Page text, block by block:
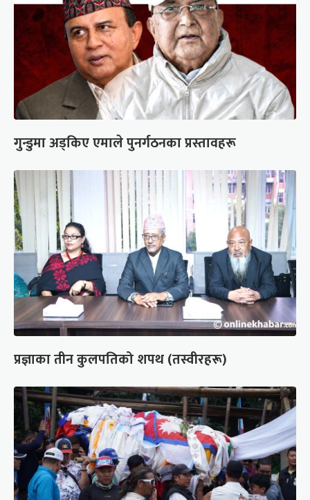
गुन्डुमा अड्किए एमाले पुनर्गठनका प्रस्तावहरू
प्रज्ञाका तीन कुलपतिको शपथ (तस्वीरहरू)